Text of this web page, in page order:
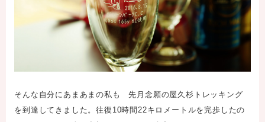
そんな自分にあまあまの私も 先月念願の屋久杉トレッキング
を到達してきました。往復10時間22キロメートルを完歩したの